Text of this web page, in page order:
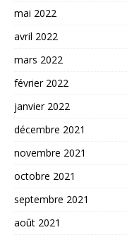
mai 2022
avril 2022
mars 2022
février 2022
janvier 2022
décembre 2021
novembre 2021
octobre 2021
septembre 2021
août 2021